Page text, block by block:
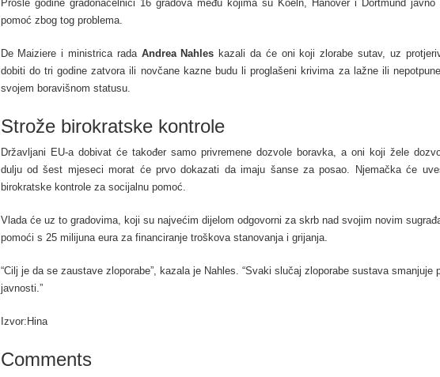
Prošle godine gradonačelnici 16 gradova među kojima su Koeln, Hanover i Dortmund javno
pomoć zbog tog problema.
De Maiziere i ministrica rada Andrea Nahles kazali da će oni koji zlorabe sutav, uz
dobiti do tri godine zatvora ili novčane kazne budu li proglašeni krivima za lažne ili
svojem boravišnom statusu.
Strože birokratske kontrole
Državljani EU-a dobivat će također samo privremene dozvole boravka, a oni koji žele
dulju od šest mjeseci morat će prvo dokazati da imaju šanse za posao. Njemačka će
birokratske kontrole za socijalnu pomoć.
Vlada će uz to gradovima, koji su najvećim dijelom odgovorni za skrb nad svojim novim
pomoći s 25 milijuna eura za financiranje troškova stanovanja i grijanja.
“Cilj je da se zaustave zloporabe”, kazala je Nahles. “Svaki slučaj zloporabe sustava smanjuje
javnosti.”
Izvor:Hina
Comments